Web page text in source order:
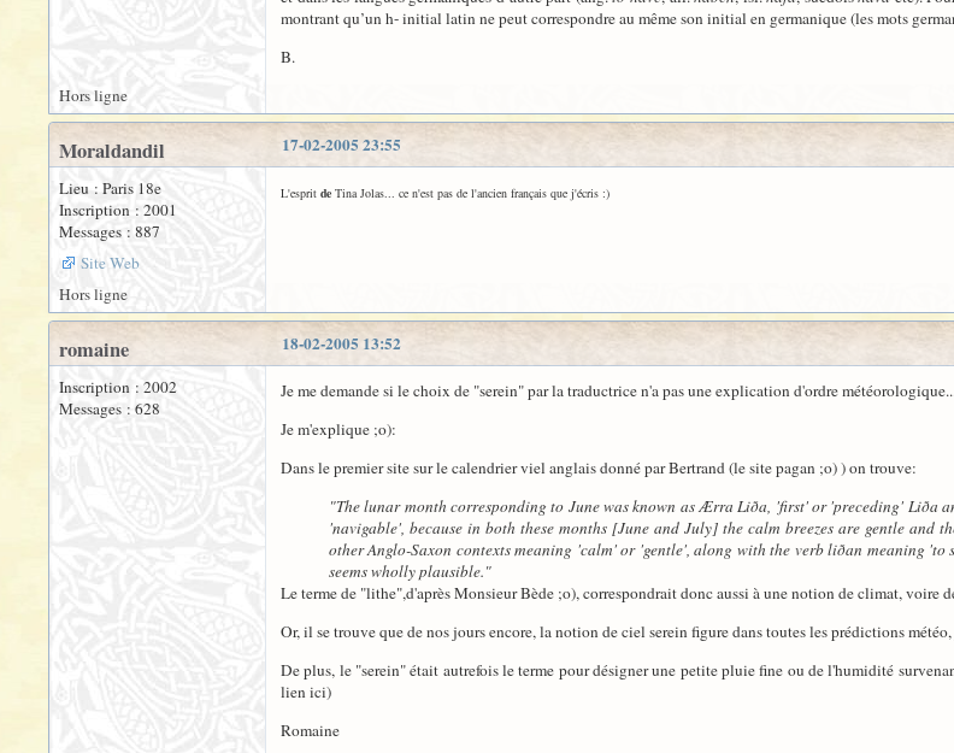
montrant qu’un h- initial latin ne peut correspondre au même son initial en germanique (les mots
B.
Hors ligne
17-02-2005 23:55
Moraldandil
Lieu : Paris 18e
Inscription : 2001
Messages : 887
Site Web
L'esprit de Tina Jolas... ce n'est pas de l'ancien français que j'écris :)
Hors ligne
18-02-2005 13:52
romaine
Inscription : 2002
Messages : 628
Je me demande si le choix de "serein" par la traductrice n'a pas une explication d'ordre
Je m'explique ;o):
Dans le premier site sur le calendrier viel anglais donné par Bertrand (le site pagan ;o) ) on trouve:
"The lunar month corresponding to June was known as Ærra Liða, 'first' or 'preceding'
'navigable', because in both these months [June and July] the calm breezes are gentle
other Anglo-Saxon contexts meaning 'calm' or 'gentle', along with the verb liðan meaning
seems wholly plausible."
Le terme de "lithe",d'après Monsieur Bède ;o), correspondrait donc aussi à une notion de climat, voire
Or, il se trouve que de nos jours encore, la notion de ciel serein figure dans toutes les prédictions
De plus, le "serein" était autrefois le terme pour désigner une petite pluie fine ou de l'humidité
lien ici)
Romaine